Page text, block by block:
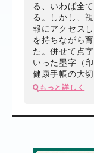
る、いわば全
る。しかし、
報にアクセス
を持ちながら
た。併せて点
いった墨字（
健康手帳の大
もっと詳しく